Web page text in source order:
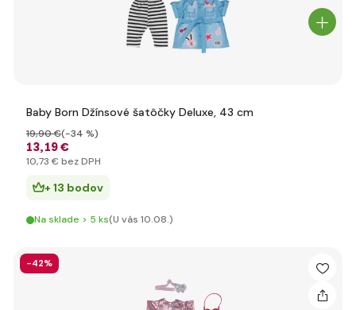
Baby Born Džínsové šatôčky Deluxe, 43 cm
13,19 €
19,90 €(-34 %)
10,73 € bez DPH
+ 13 bodov
Na sklade > 5 ks(U vás 10.08.)
-42%